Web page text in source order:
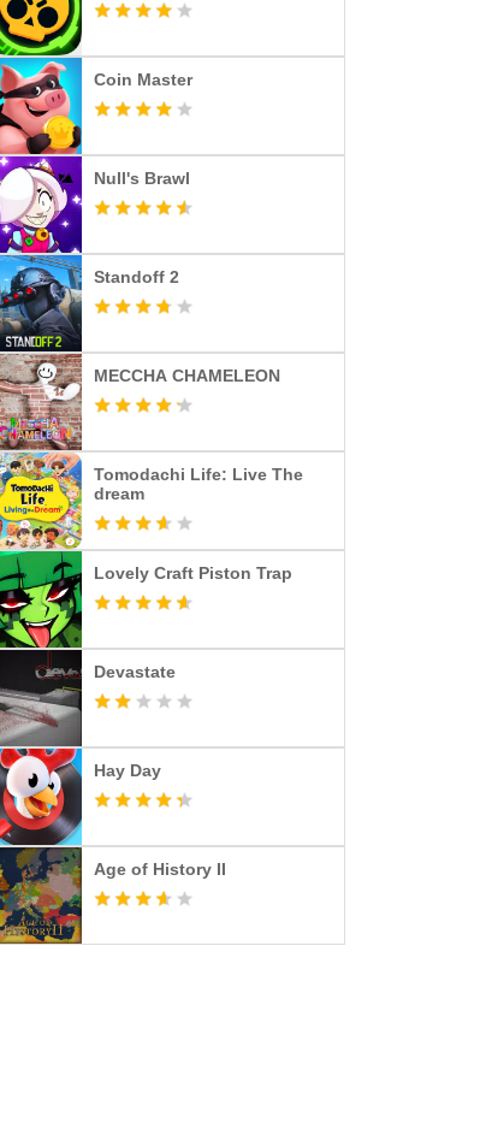
Coin Master
Null's Brawl
Standoff 2
MECCHA CHAMELEON
Tomodachi Life: Live The
dream
Lovely Craft Piston Trap
Devastate
Hay Day
Age of History II